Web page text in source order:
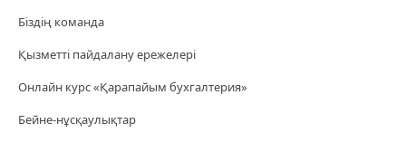
Біздің команда
Қызметті пайдалану ережелері
Онлайн курс «Қарапайым бухгалтерия»
Бейне-нұсқаулықтар